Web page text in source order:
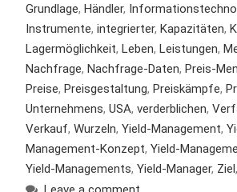
Grundlage, Händler,
Instrumente, integrierter, Kapazitäten,
Lagermöglichkeit, Leben, Leistungen,
Nachfrage, Nachfrage-Daten, Preis-
Preise, Preisgestaltung, Preiskämpfe,
Unternehmens, USA, verderblichen,
Verkauf, Wurzeln, Yield-Management,
Management-Konzept, Yield-
Yield-Managements, Yield-Manager, Ziel,